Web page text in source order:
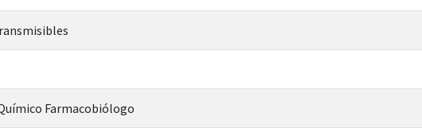
Farmacobiólogo